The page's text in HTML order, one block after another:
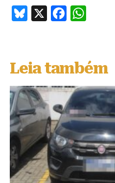
B
s
k
y
X
F
e
b
o
o
k
s
A
p
p
Leia também